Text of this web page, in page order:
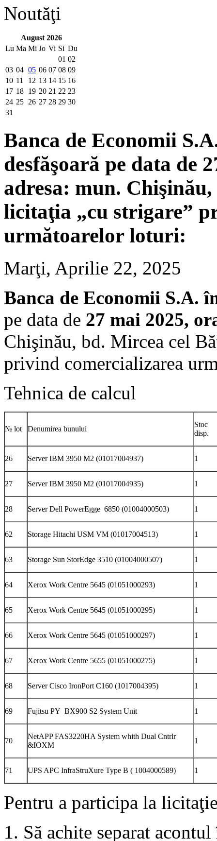
Noutăţi
August 2026
Lu Ma Mi Jo Vi Si Du
01 02
03 04 05 06 07 08 09
10 11 12 13 14 15 16
17 18 19 20 21 22 23
24 25 26 27 28 29 30
31
Banca de Economii
desfăşoară pe data de
adresa: mun.
licitaţia „cu strigare”
următoarelor loturi:
Marţi, Aprilie 22, 2025
Banca de Economii S.A.
pe data de 27 mai 2025,
Chişinău, bd. Mircea cel
privind comercializarea
Tehnica de calcul
№ lot Denumirea bunului
Stoc
disp.
26 Server IBM 3950 M2 (01017004937) 1
27 Server IBM 3950 M2 (01017004935) 1
28 Server Dell PowerEgge 6850 (01004000503) 1
62 Storage Hitachi USM VM (01017004513) 1
63 Storage Sun StorEdge 3510 (01004000507) 1
64 Xerox Work Centre 5645 (01051000293) 1
65 Xerox Work Centre 5645 (01051000295) 1
66 Xerox Work Centre 5645 (01051000297) 1
67 Xerox Work Centre 5655 (01051000275) 1
68 Server Cisco IronPort C160 (1017004395) 1
69 Fujitsu PY BX900 S2 System Unit 1
70
NetAPP FAS3220HA System whith Dual Cntrlr
&IOXM
1
71 UPS APC InfraStruXure Type B ( 1004000589) 1
Pentru a participa la
1. Să achite separat